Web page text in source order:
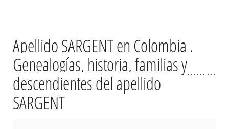
Apellido SARGENT en Colombia .
Genealogías, historia, familias y
descendientes del apellido
SARGENT